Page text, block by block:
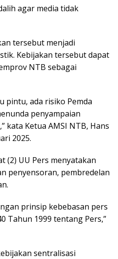
agar media tidak
tersebut menjadi
Kebijakan tersebut dapat
NTB sebagai
pintu, ada risiko Pemda
penyampaian
kata Ketua AMSI NTB, Hans
2025.
(2) UU Pers menyatakan
penyensoran, pembredelan
prinsip kebebasan pers
Tahun 1999 tentang Pers,”
sentralisasi